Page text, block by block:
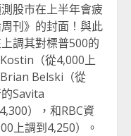
股市在上半年會疲
刊》的封面！與此
調其對標普500的
（從4,000上
Belski（從
Savita
），和RBC資
上調到4,250）。